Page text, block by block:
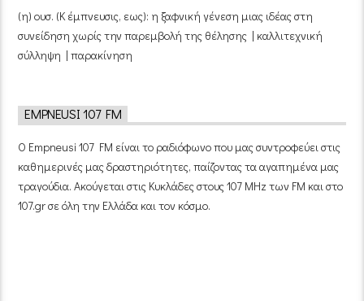
(η) ουσ. (Κ έμπνευσις, εως): η ξαφνική γένεση μιας ιδέας στη
συνείδηση χωρίς την παρεμβολή της θέλησης | καλλιτεχνική
σύλληψη | παρακίνηση
EMPNEUSI 107 FM
Ο Empneusi 107 FM είναι το ραδιόφωνο που μας συντροφεύει στις
καθημερινές μας δραστηριότητες, παίζοντας τα αγαπημένα μας
τραγούδια. Ακούγεται στις Κυκλάδες στους 107 MHz των FM και στο
107.gr σε όλη την Ελλάδα και τον κόσμο.